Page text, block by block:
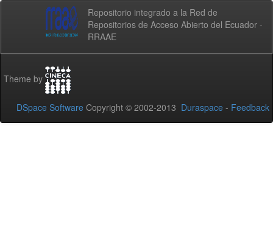
Repositorio integrado a la Red de
Repositorios de Acceso Abierto del Ecuador -
RRAAE
Theme by
DSpace Software Copyright © 2002-2013 Duraspace - Feedback